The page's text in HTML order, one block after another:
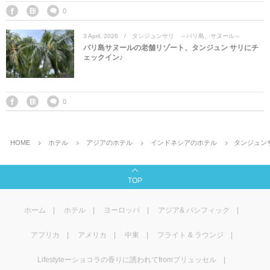
0
3 April 2026 タンジュンサリ ～バリ島、サヌール～
バリ島サヌールの老舗リゾート、タンジュン サリにチ
ェックイン♪
0
HOME ホテル アジアのホテル インドネシアのホテル タンジュ
TOP
ホーム ホテル ヨーロッパ アジア& パシフィック
アフリカ アメリカ 中東 フライト & ラウンジ
Lifestyleーショコラの香りに誘われてfromブリュッセル